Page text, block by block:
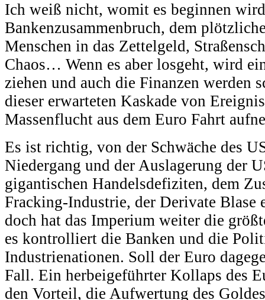
Ich weiß nicht, womit es beginnen
Bankenzusammenbruch, dem
Menschen in das Zettelgeld,
Chaos… Wenn es aber losgeht, wird
ziehen und auch die Finanzen werden
dieser erwarteten Kaskade von
Massenflucht aus dem Euro Fahrt
Es ist richtig, von der Schwäche des
Niedergang und der Auslagerung der
gigantischen Handelsdefiziten, dem
Fracking-Industrie, der Derivate
doch hat das Imperium weiter die
es kontrolliert die Banken und die
Industrienationen. Soll der Euro
Fall. Ein herbeigeführter Kollaps des
den Vorteil, die Aufwertung des